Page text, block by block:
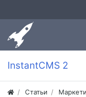
InstantCMS 2
Статьи